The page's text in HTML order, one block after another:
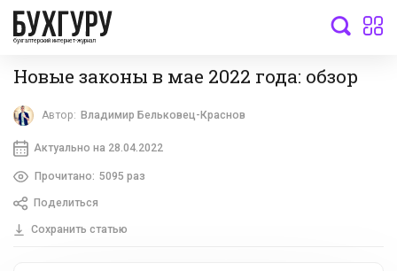
бухгалтерский интернет-журнал
Новые законы в мае 2022 года: обзор
Автор: Владимир Бельковец-Краснов
Актуально на 28.04.2022
Прочитано: 5095 раз
Поделиться
Сохранить статью